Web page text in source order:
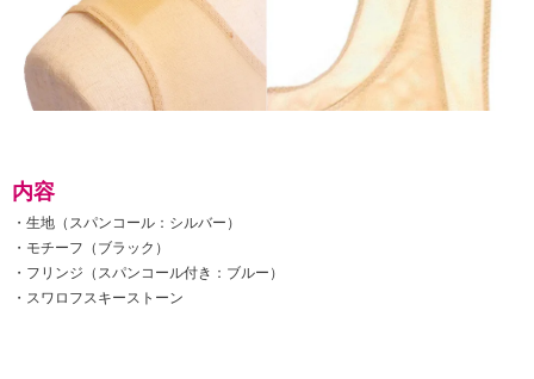
内容
・生地（スパンコール：シルバー）
・モチーフ（ブラック）
・フリンジ（スパンコール付き：ブルー）
・スワロフスキーストーン